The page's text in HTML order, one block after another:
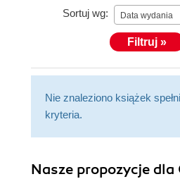
Sortuj wg: Data wydania
Filtruj »
Nie znaleziono książek
kryteria.
Nasze propozycje dla